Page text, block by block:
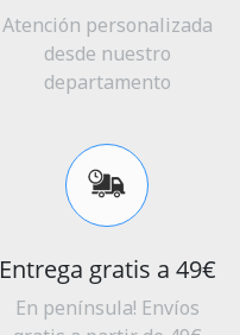
Atención personalizada
desde nuestro
departamento
Entrega gratis a 49€
En península! Envíos